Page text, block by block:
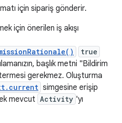
için sipariş gönderir.
için önerilen iş akışı
true
başlık metni "Bildirim
gerekmez. Oluşturma
simgesine erişip
mevcut Activity 'yı